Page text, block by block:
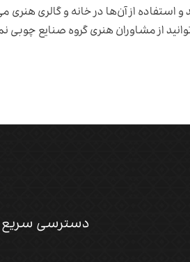
از آن‌ها در خانه و گالری هنری
از مشاوران هنری گروه صنایع چوبی
دسترسی سریع